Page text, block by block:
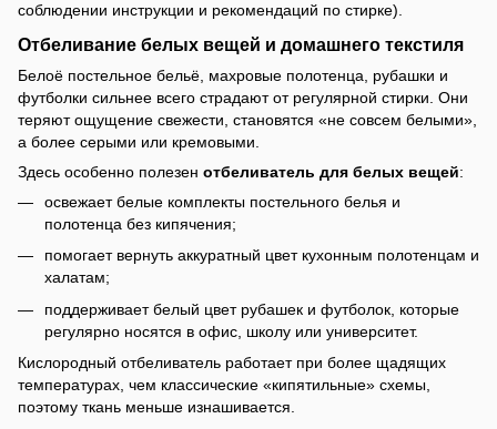
соблюдении инструкции и рекомендаций по стирке).
Отбеливание белых вещей и домашнего текстиля
Белоё постельное бельё, махровые полотенца, рубашки и
футболки сильнее всего страдают от регулярной стирки. Они
теряют ощущение свежести, становятся «не совсем белыми»,
а более серыми или кремовыми.
Здесь особенно полезен отбеливатель для белых вещей:
освежает белые комплекты постельного белья и
полотенца без кипячения;
помогает вернуть аккуратный цвет кухонным полотенцам и
халатам;
поддерживает белый цвет рубашек и футболок, которые
регулярно носятся в офис, школу или университет.
Кислородный отбеливатель работает при более щадящих
температурах, чем классические «кипятильные» схемы,
поэтому ткань меньше изнашивается.